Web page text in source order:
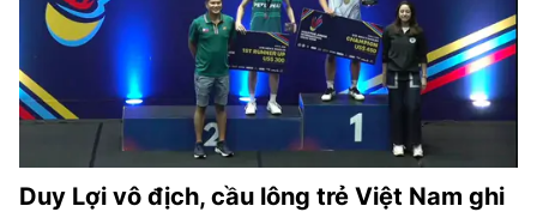
Duy Lợi vô địch, cầu lông trẻ Việt Nam ghi